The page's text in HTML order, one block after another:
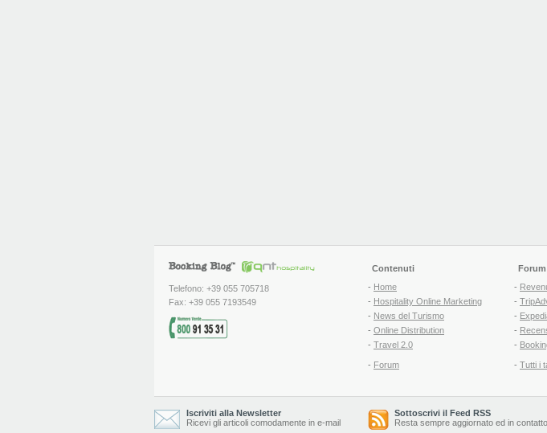
Telefono: +39 055 705718
Fax: +39 055 7193549
Contenuti
- Home
- Hospitality Online Marketing
- News del Turismo
- Online Distribution
- Travel 2.0
- Forum
-
-
-
-
-
- Tutti i
Iscriviti alla Newsletter
Ricevi gli articoli comodamente in e-mail
Sottoscrivi il Feed RSS
Resta sempre aggiornato ed in contatto